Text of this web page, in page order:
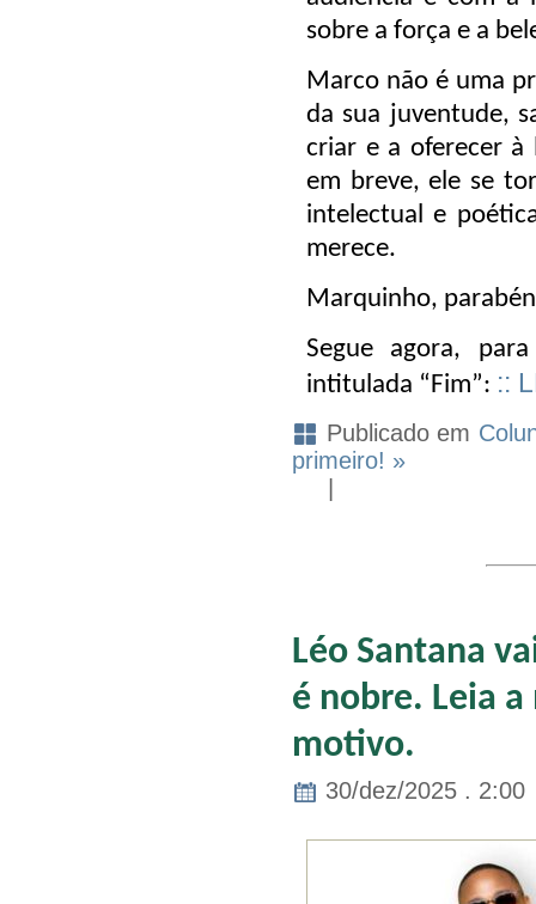
sobre a força e a
Marco não é uma
da sua juventude,
criar e a oferecer à
em breve, ele se
intelectual e
merece.
Marquinho,
Segue agora,
intitulada “Fim”: ::
Publicado em
primeiro! »
Léo Santana
é nobre. Leia
motivo.
30/dez/2025 . 2:00